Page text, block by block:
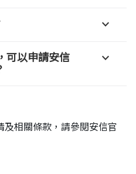
expand_more
可以申請安信
expand_more
相關條款，請參閱安信官